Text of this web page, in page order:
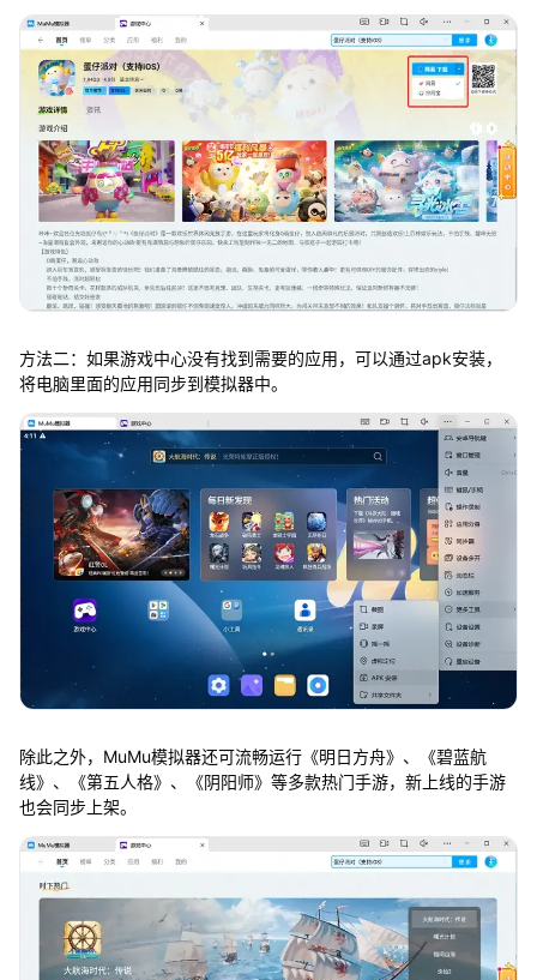
方法二：如果游戏中心没有找到需要的应用，可以通过apk安装，
将电脑里面的应用同步到模拟器中。
除此之外，MuMu模拟器还可流畅运行《明日方舟》、《碧蓝航
线》、《第五人格》、《阴阳师》等多款热门手游，新上线的手游
也会同步上架。